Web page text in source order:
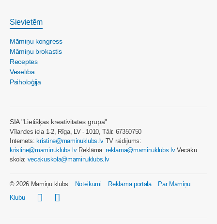
Sievietēm
Māmiņu kongress
Māmiņu brokastis
Receptes
Veselība
Psiholoģija
SIA "Lietišķās kreativitātes grupa"
Vīlandes iela 1-2, Rīga, LV - 1010, Tālr. 67350750
Internets:kristine@maminuklubs.lv TV raidījums:
kristine@maminuklubs.lvReklāma:reklama@maminuklubs.lvVecāku
skola: vecakuskola@maminuklubs.lv
© 2026 Māmiņu klubs Noteikumi Reklāma portālā
Par Māmiņu
Klubu